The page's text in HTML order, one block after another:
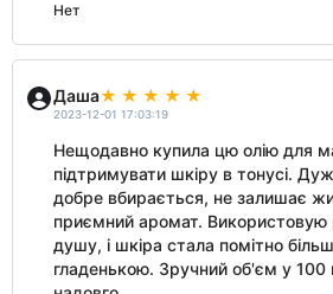
Нет
Даша
2023-12-01 17:03:19
Нещодавно купила цю олію для
підтримувати шкіру в тонусі.
добре вбирається, не залишає
приємний аромат. Використовую
душу, і шкіра стала помітно
гладенькою. Зручний об'єм у 100